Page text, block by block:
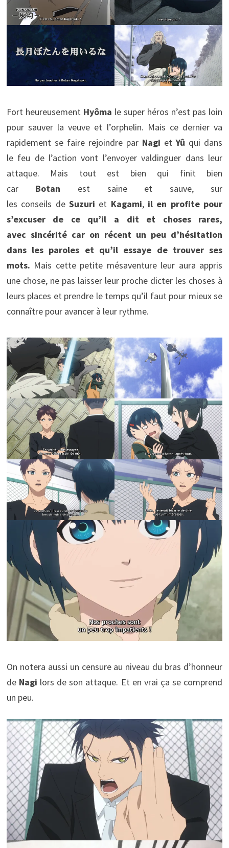
Fort heureusement Hyôma le super héros n’est pas loin
pour sauver la veuve et l’orphelin. Mais ce dernier va
rapidement se faire rejoindre par Nagi etYû qui dans
le feu de l’action vont l’envoyer valdinguer dans leur
attaque. Mais tout est bien qui finit bien
car Botan est saine et sauve, sur
les conseils de Suzuri et Kagami,il en profite pour
s’excuser de ce qu’il a dit et choses rares,
avec sincérité car on récent un peu d’hésitation
dans les paroles et qu’il essaye de trouver ses
mots. Mais cette petite mésaventure leur aura appris
une chose, ne pas laisser leur proche dicter les choses à
leurs places et prendre le temps qu’il faut pour mieux se
connaître pour avancer à leur rythme.
On notera aussi un censure au niveau du bras d’honneur
de Nagi lors de son attaque. Et en vrai ça se comprend
un peu.